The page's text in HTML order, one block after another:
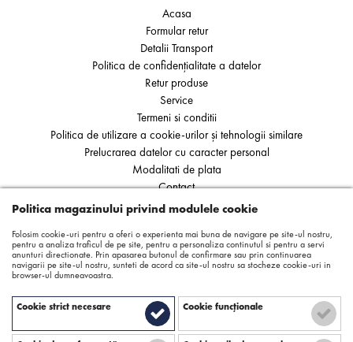
Acasa
Formular retur
Detalii Transport
Politica de confidențialitate a datelor
Retur produse
Service
Termeni si conditii
Politica de utilizare a cookie-urilor și tehnologii similare
Prelucrarea datelor cu caracter personal
Modalitati de plata
Contact
ANPC
Politica magazinului privind modulele cookie
Folosim cookie-uri pentru a oferi o experienta mai buna de navigare pe site-ul nostru,
pentru a analiza traficul de pe site, pentru a personaliza continutul si pentru a servi
anunturi directionate. Prin apasarea butonul de confirmare sau prin continuarea
navigarii pe site-ul nostru, sunteti de acord ca site-ul nostru sa stocheze cookie-uri in
browser-ul dumneavoastra.
Cookie strict necesare Cookie funcţionale